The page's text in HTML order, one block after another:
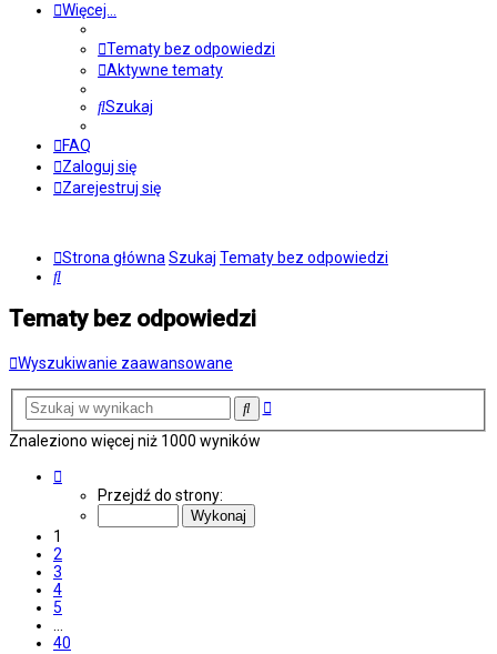
Więcej…
Tematy bez odpowiedzi
Aktywne tematy
Szukaj
FAQ
Zaloguj się
Zarejestruj się
Strona główna Szukaj Tematy bez odpowiedzi
Szukaj
Tematy bez odpowiedzi
Wyszukiwanie zaawansowane
SzukajWyszukiwanie
Znaleziono więcej niż 1000 wyników
Przejdź do strony:
1
2
3
4
5
…
40